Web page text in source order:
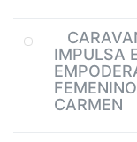
IMPULSA
CARMEN